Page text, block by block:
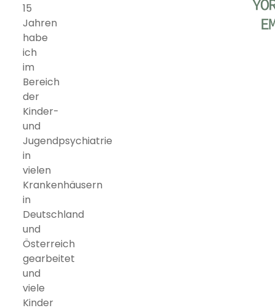
15
Jahren
habe
ich
im
Bereich
der
Kinder-
und
Jugendpsychiatrie
in
vielen
Krankenhäusern
in
Deutschland
und
Österreich
gearbeitet
und
viele
Kinder